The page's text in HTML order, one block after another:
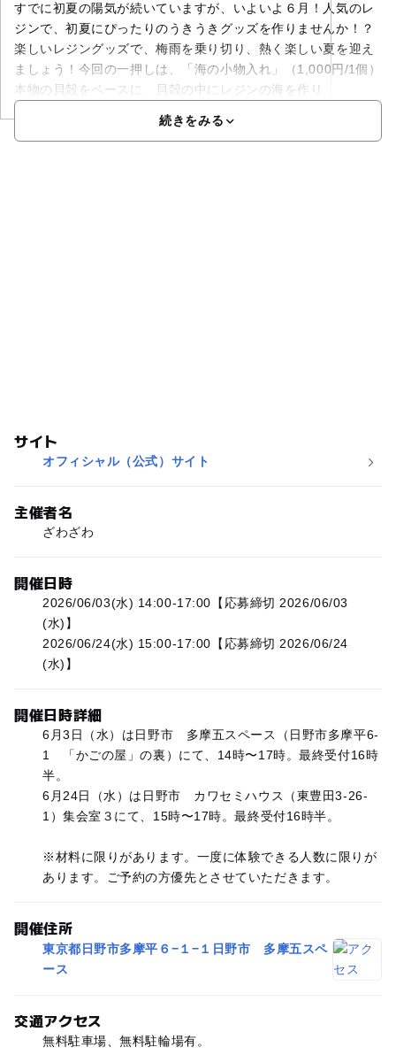
すでに初夏の陽気が続いていますが、いよいよ６月！人気のレ
ジンで、初夏にぴったりのうきうきグッズを作りませんか！？
楽しいレジングッズで、梅雨を乗り切り、熱く楽しい夏を迎え
ましょう！今回の一押しは、「海の小物入れ」（1,000円/1個）
本物の貝殻をベースに、貝殻の中にレジンの海を作り
続きをみる
サイト
オフィシャル（公式）サイト
主催者名
ざわざわ
開催日時
2026/06/03(水) 14:00-17:00【応募締切 2026/06/03
(水)】
2026/06/24(水) 15:00-17:00【応募締切 2026/06/24
(水)】
開催日時詳細
6月3日（水）は日野市 多摩五スペース（日野市多摩平6-
1 「かごの屋」の裏）にて、14時〜17時。最終受付16時
半。
6月24日（水）は日野市 カワセミハウス（東豊田3-26-
1）集会室３にて、15時〜17時。最終受付16時半。
※材料に限りがあります。一度に体験できる人数に限りが
あります。ご予約の方優先とさせていただきます。
開催住所
東京都日野市多摩平６−１−１日野市 多摩五スペ
ース
交通アクセス
無料駐車場、無料駐輪場有。